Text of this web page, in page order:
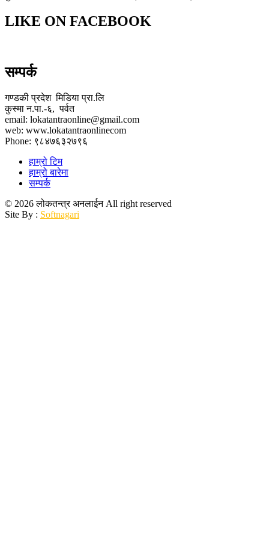
LIKE ON FACEBOOK
सम्पर्क
गण्डकी प्रदेश मिडिया प्रा.लि
कुस्मा न.पा.-६, पर्वत
email: lokatantraonline@gmail.com
web: www.lokatantraonlinecom
Phone: ९८४७६३२७९६
हाम्रो टिम
हाम्रो बारेमा
सम्पर्क
© 2026 लोकतन्त्र अनलाईन All right reserved
Site By : Softnagari